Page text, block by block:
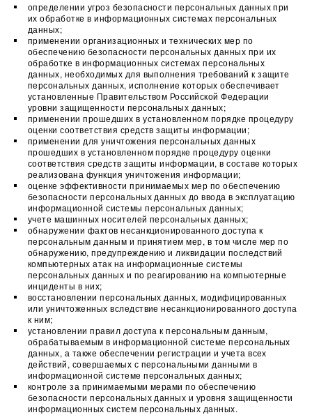
определении угроз безопасности персональных данных при
их обработке в информационных системах персональных
данных;
применении организационных и технических мер по
обеспечению безопасности персональных данных при их
обработке в информационных системах персональных
данных, необходимых для выполнения требований к защите
персональных данных, исполнение которых обеспечивает
установленные Правительством Российской Федерации
уровни защищенности персональных данных;
применении прошедших в установленном порядке процедуру
оценки соответствия средств защиты информации;
применении для уничтожения персональных данных
прошедших в установленном порядке процедуру оценки
соответствия средств защиты информации, в составе которых
реализована функция уничтожения информации;
оценке эффективности принимаемых мер по обеспечению
безопасности персональных данных до ввода в эксплуатацию
информационной системы персональных данных;
учете машинных носителей персональных данных;
обнаружении фактов несанкционированного доступа к
персональным данным и принятием мер, в том числе мер по
обнаружению, предупреждению и ликвидации последствий
компьютерных атак на информационные системы
персональных данных и по реагированию на компьютерные
инциденты в них;
восстановлении персональных данных, модифицированных
или уничтоженных вследствие несанкционированного доступа
к ним;
установлении правил доступа к персональным данным,
обрабатываемым в информационной системе персональных
данных, а также обеспечении регистрации и учета всех
действий, совершаемых с персональными данными в
информационной системе персональных данных;
контроле за принимаемыми мерами по обеспечению
безопасности персональных данных и уровня защищенности
информационных систем персональных данных.